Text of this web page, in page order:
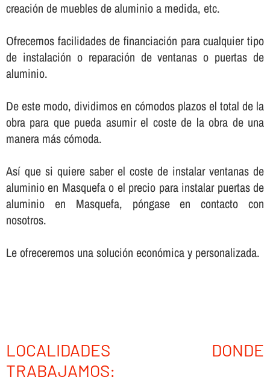
creación de muebles de aluminio a medida, etc.
Ofrecemos facilidades de financiación para cualquier tipo
de instalación o reparación de ventanas o puertas de
aluminio.
De este modo, dividimos en cómodos plazos el total de la
obra para que pueda asumir el coste de la obra de una
manera más cómoda.
Así­ que si quiere saber el coste de instalar ventanas de
aluminio en Masquefa o el precio para instalar puertas de
aluminio en Masquefa, póngase en contacto con
nosotros.
Le ofreceremos una solución económica y personalizada.
LOCALIDADES DONDE
TRABAJAMOS: